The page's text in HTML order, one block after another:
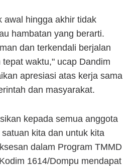
awal hingga akhir tidak
hambatan yang berarti.
dan terkendali berjalan
waktu," ucap Dandim
apresiasi atas kerja sama
dan masyarakat.
kepada semua anggota
kita dan untuk kita
dalam Program TMMD
1614/Dompu mendapat